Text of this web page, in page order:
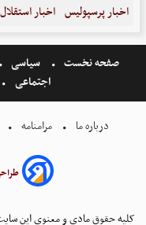
اخبار پرسپولیس اخبار استقلال
صفحه نخست سیاسی
اجتماعی
درباره ما مرامنامه
کلیه حقوق مادی و معنوی این